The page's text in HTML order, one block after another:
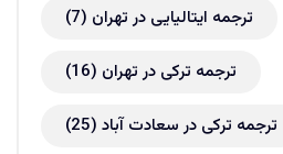
ترجمه ایتالیایی در تهران (7)
ترجمه ترکی در تهران (16)
ترجمه ترکی در سعادت آباد (25)